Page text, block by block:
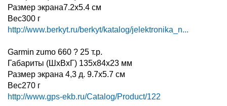
Размер экрана7.2x5.4 см
Вес300 г
http://www.berkyt.ru/berkyt/katalog/jelektronika_n...
Garmin zumo 660 ? 25 т.р.
Габариты (ШхВхГ) 135x84x23 мм
Размер экрана 4,3 д. 9.7x5.7 см
Вес270 г
http://www.gps-ekb.ru/Catalog/Product/122